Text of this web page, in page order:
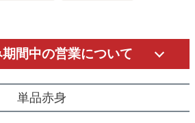
間中の営業について
単品赤身